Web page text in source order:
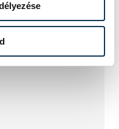
fű és egy
8402-es út